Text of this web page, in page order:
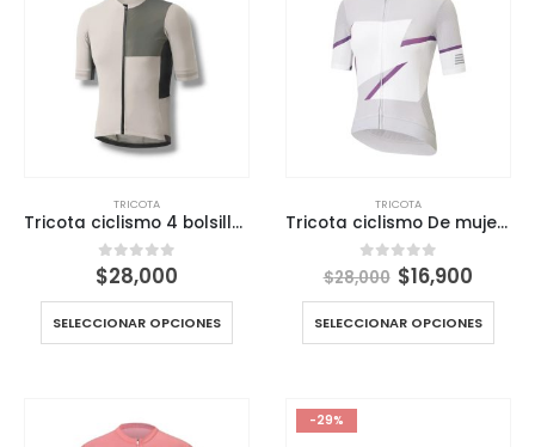
TRICOTA
Tricota ciclismo 4 bolsillos banda en cintura y brazos Técnica para Ciclistas
0out of 5
$28,000
SELECCIONAR OPCIONES
TRICOTA
Tricota ciclismo De mujer Cyclinder 4 bolsillos
0 out of 5
$28,000 El
precio
original
era:
$28,000.
$16,900
es:
SELECCIONAR OPCIONES
-29%